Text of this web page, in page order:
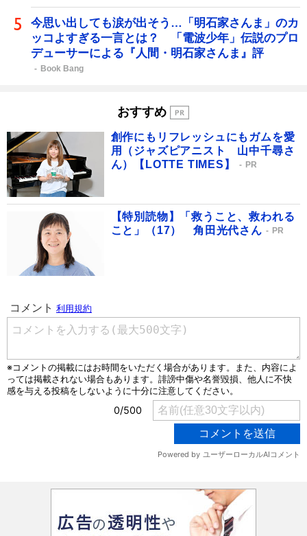
今思い出しても涙が出そう…「明石家さんま」のカ
ッコよすぎる一言とは？ 「電波少年」伝説のプロ
デューサーによる『人間・明石家さんま』評
Book Bang
おすすめ
創作にもリフレッシュにもガムを愛
用（ジャズピアニスト 山中千尋さ
ん）【LOTTE TIMES】
PR
【特別読物】「救うこと、救われる
こと」（17） 角田光代さん
PR